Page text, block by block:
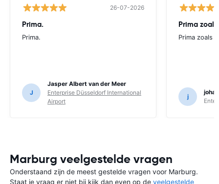
26-07-2026
Prima.
Prima.
J
Jasper Albert van der Meer
Enterprise Düsseldorf International
Airport
Prima
Prima zoals
j
Marburg veelgestelde vragen
Onderstaand zijn de meest gestelde vragen voor Marburg.
Staat je vraag er niet bij kijk dan even op de veelgestelde